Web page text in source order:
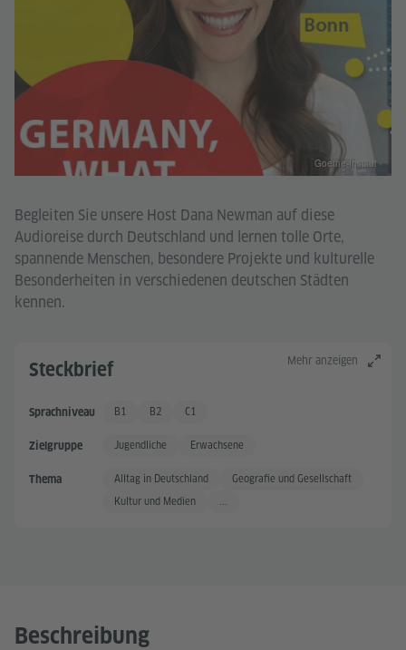
Goethe-Institut
Begleiten Sie unsere Host Dana Newman auf diese
Audioreise durch Deutschland und lernen tolle Orte,
spannende Menschen, besondere Projekte und kulturelle
Besonderheiten in verschiedenen deutschen Städten
kennen.
Mehr anzeigen
Steckbrief
Sprachniveau Gute Sprachkenntnisse
B1 Gute Sprachkenntnisse +
B2 Sehr gute Sprachkenntnisse
C1
Zielgruppe Jugendliche Erwachsene
Thema Alltag in Deutschland
Geografie und Gesellschaft
Kultur und Medien
...
Beschreibung